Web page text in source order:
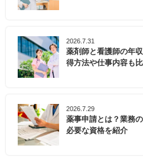
2026.7.31
薬剤師と看護師の年
得方法や仕事内容も
2026.7.29
薬事申請とは？業務
必要な資格を紹介